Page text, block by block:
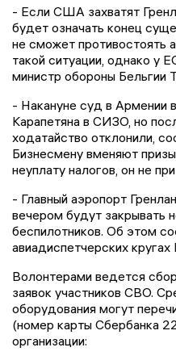
- Если США захватят
будет означать конец
не сможет противостоять
такой ситуации, однако у
министр обороны Бельгии
- Накануне суд в Армении
Карапетяна в СИЗО, но
ходатайство отклонили,
Бизнесмену вменяют
неуплату налогов, он не
- Главный аэропорт
вечером будут закрывать
беспилотников. Об этом
авиадиспетчерских кругах
Волонтерами ведется
заявок участников СВО.
оборудования могут
(номер карты Сбербанка
организации: